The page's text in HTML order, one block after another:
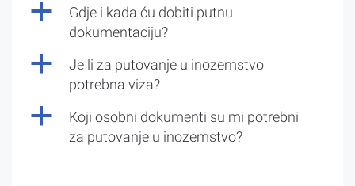
a
Gdje i kada ću dobiti putnu
dokumentaciju?
a
Je li za putovanje u inozemstvo
potrebna viza?
a
Koji osobni dokumenti su mi potrebni
za putovanje u inozemstvo?